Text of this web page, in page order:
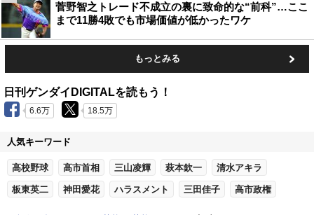
菅野智之トレード不成立の裏に致命的な“前科”…ここ
まで11勝4敗でも市場価値が低かったワケ
もっとみる
日刊ゲンダイDIGITALを読もう！
6.6万 18.5万
人気キーワード
高校野球 高市首相 三山凌輝 萩本欽一 清水アキラ
板東英二 神田愛花 ハラスメント 三田佳子 高市政権